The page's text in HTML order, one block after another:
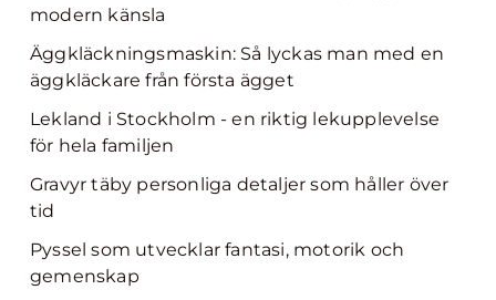
modern känsla
Äggkläckningsmaskin: Så lyckas man med en
äggkläckare från första ägget
Lekland i Stockholm - en riktig lekupplevelse
för hela familjen
Gravyr täby personliga detaljer som håller över
tid
Pyssel som utvecklar fantasi, motorik och
gemenskap